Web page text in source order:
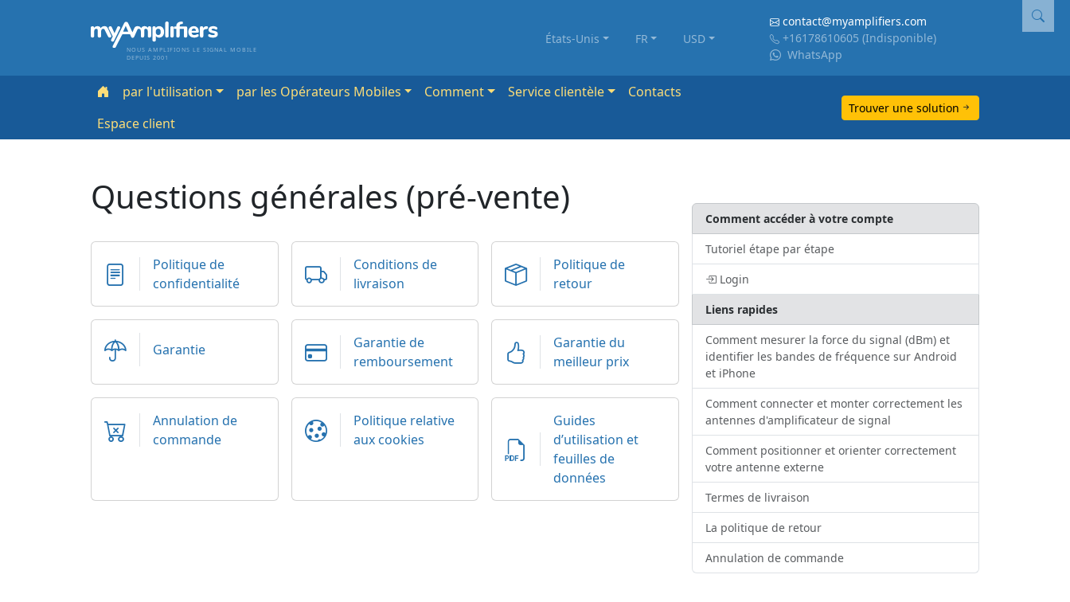
NOUS AMPLIFIONS LE SIGNAL MOBILE
DEPUIS 2001
États-Unis FR USD
contact@myamplifiers.com
+16178610605 (Indisponible)
WhatsApp
par l'utilisation par les Opérateurs Mobiles Comment Service clientèle
Contacts
Espace client
Trouver une solution
Questions générales (pré-vente)
Politique de
confidentialité
Conditions de
livraison
Politique de
retour
Garantie
Garantie de
remboursement
Garantie du
meilleur prix
Annulation de
commande
Politique relative
aux cookies
Guides
d’utilisation et
feuilles de
données
Comment accéder à votre compte
Tutoriel étape par étape
Login
Liens rapides
Comment mesurer la force du signal (dBm) et
identifier les bandes de fréquence sur Android
et iPhone
Comment connecter et monter correctement les
antennes d'amplificateur de signal
Comment positionner et orienter correctement
votre antenne externe
Termes de livraison
La politique de retour
Annulation de commande